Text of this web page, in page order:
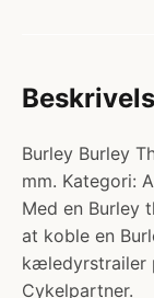
Burley Burley
mm. Kategori:
Med en Burley
at koble en
kæledyrstrailer
Cykelpartner.